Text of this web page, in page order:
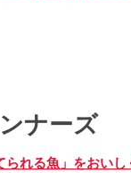
ナーズ
れる魚」をおいし